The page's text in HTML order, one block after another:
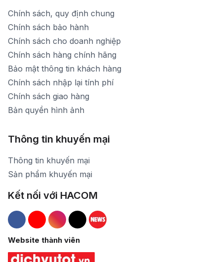
Chính sách, quy định chung
Chính sách bảo hành
Chính sách cho doanh nghiệp
Chính sách hàng chính hãng
Bảo mật thông tin khách hàng
Chính sách nhập lại tính phí
Chính sách giao hàng
Bản quyền hình ảnh
Thông tin khuyến mại
Thông tin khuyến mại
Sản phẩm khuyến mại
Kết nối với HACOM
Hacom Facebook
Hacom YouTube
Hacom Instagram
Hacom TikTok
Website thành viên